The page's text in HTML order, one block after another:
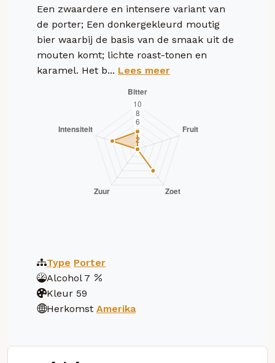
Een zwaardere en intensere variant van
de porter; Een donkergekleurd moutig
bier waarbij de basis van de smaak uit de
mouten komt; lichte roast-tonen en
karamel. Het b... Lees meer
Type Porter
Alcohol 7
Kleur 59
Herkomst Amerika